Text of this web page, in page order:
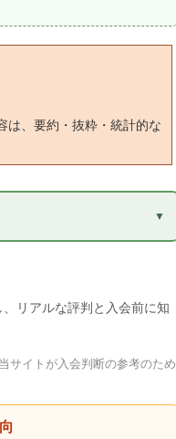
は、要約・抜粋・統計的な
リアルな評判と入会前に知
サイトが入会判断の参考のため